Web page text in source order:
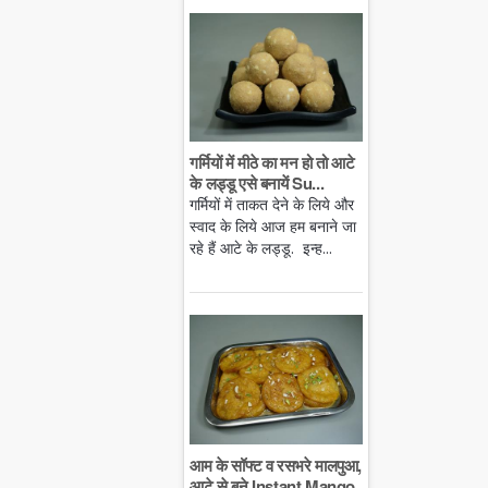
गर्मियों में मीठे का मन हो तो आटे
के लड्डू एसे बनायें Su...
गर्मियों में ताकत देने के लिये और
स्वाद के लिये आज हम बनाने जा
रहे हैं आटे के लड्डू. इन्ह...
आम के सॉफ्ट व रसभरे मालपुआ,